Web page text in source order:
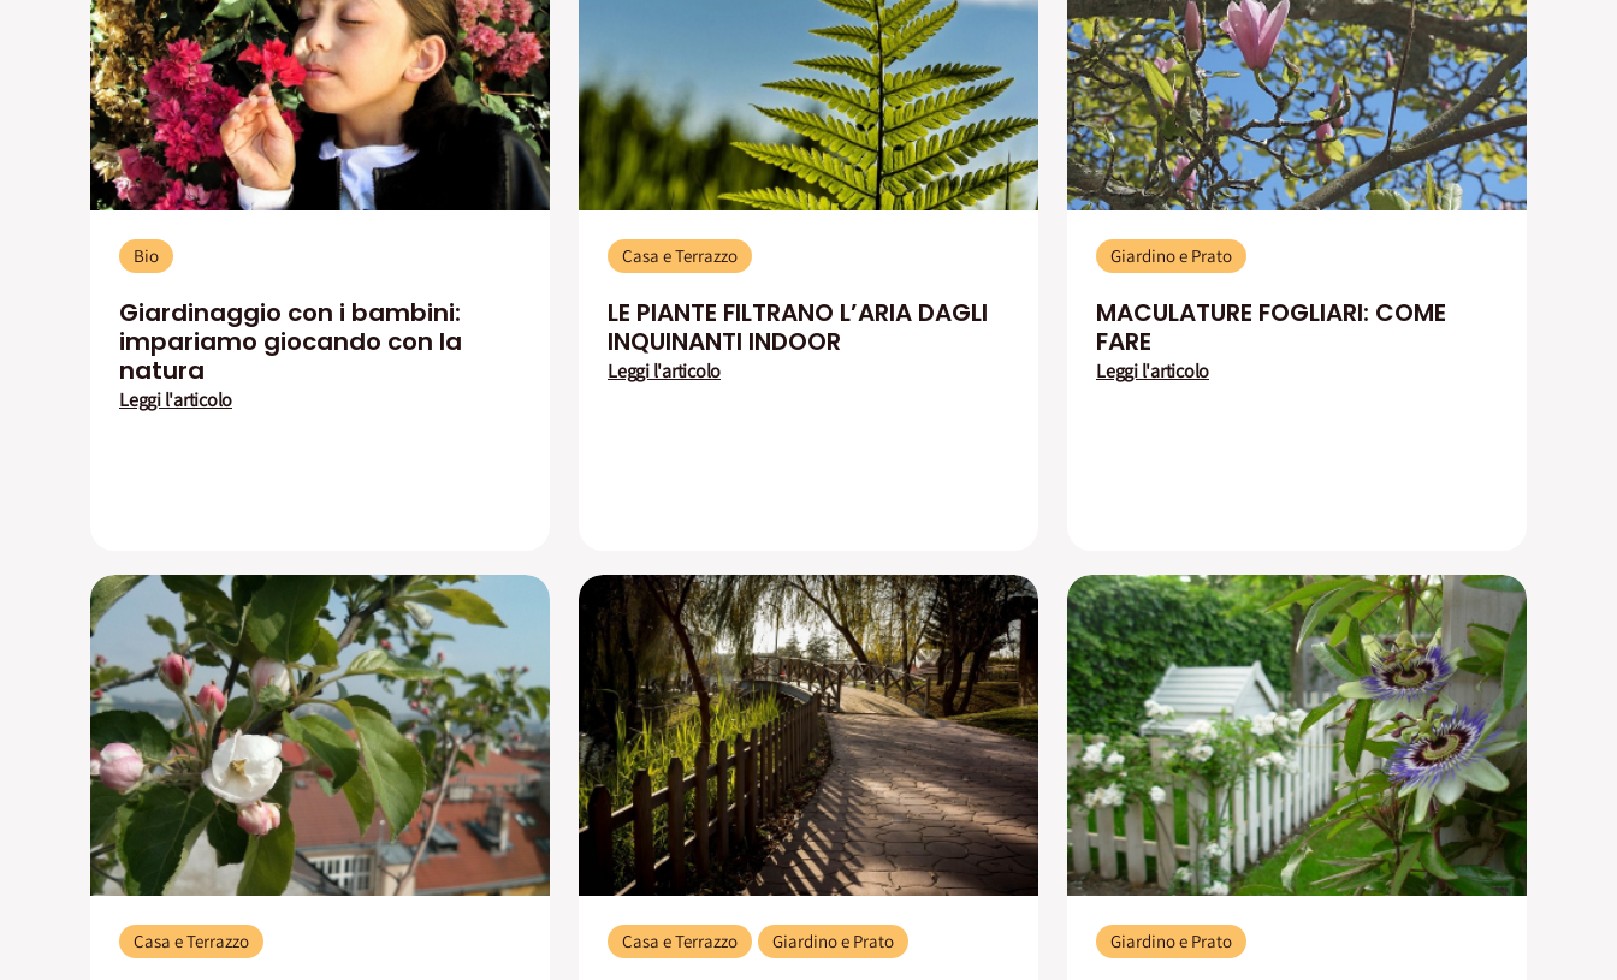
Bio
Giardinaggio con i bambini:
impariamo giocando con la
natura
Leggi l'articolo
Casa e Terrazzo
LE PIANTE FILTRANO L’ARIA DAGLI
INQUINANTI INDOOR
Leggi l'articolo
Giardino e Prato
MACULATURE FOGLIARI: COME
FARE
Leggi l'articolo
Casa e Terrazzo Casa e Terrazzo Giardino e Prato Giardino e Prato